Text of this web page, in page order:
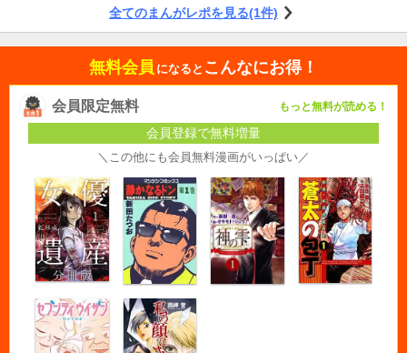
全てのまんがレポを見る(1件)
無料会員 になると こんなにお得！
会員限定無料 もっと無料が読める！
会員登録で無料増量
＼この他にも会員無料漫画がいっぱい／